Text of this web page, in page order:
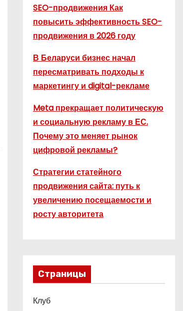
SEO-продвижения Как
повысить эффективность SEO-
продвижения в 2026 году
В Беларуси бизнес начал
пересматривать подходы к
маркетингу и digital-рекламе
Meta прекращает политическую
и социальную рекламу в ЕС.
Почему это меняет рынок
цифровой рекламы?
Стратегии статейного
продвижения сайта: путь к
увеличению посещаемости и
росту авторитета
Страницы
Клуб